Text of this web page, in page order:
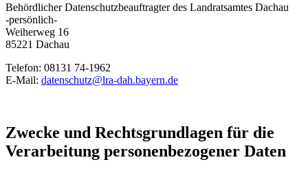
Behördlicher Datenschutzbeauftragter des Landratsamtes Dachau
-persönlich-
Weiherweg 16
85221 Dachau
Telefon: 08131 74-1962
E-Mail: datenschutz@lra-dah.bayern.de
Zwecke und Rechtsgrundlagen für die
Verarbeitung personenbezogener Daten